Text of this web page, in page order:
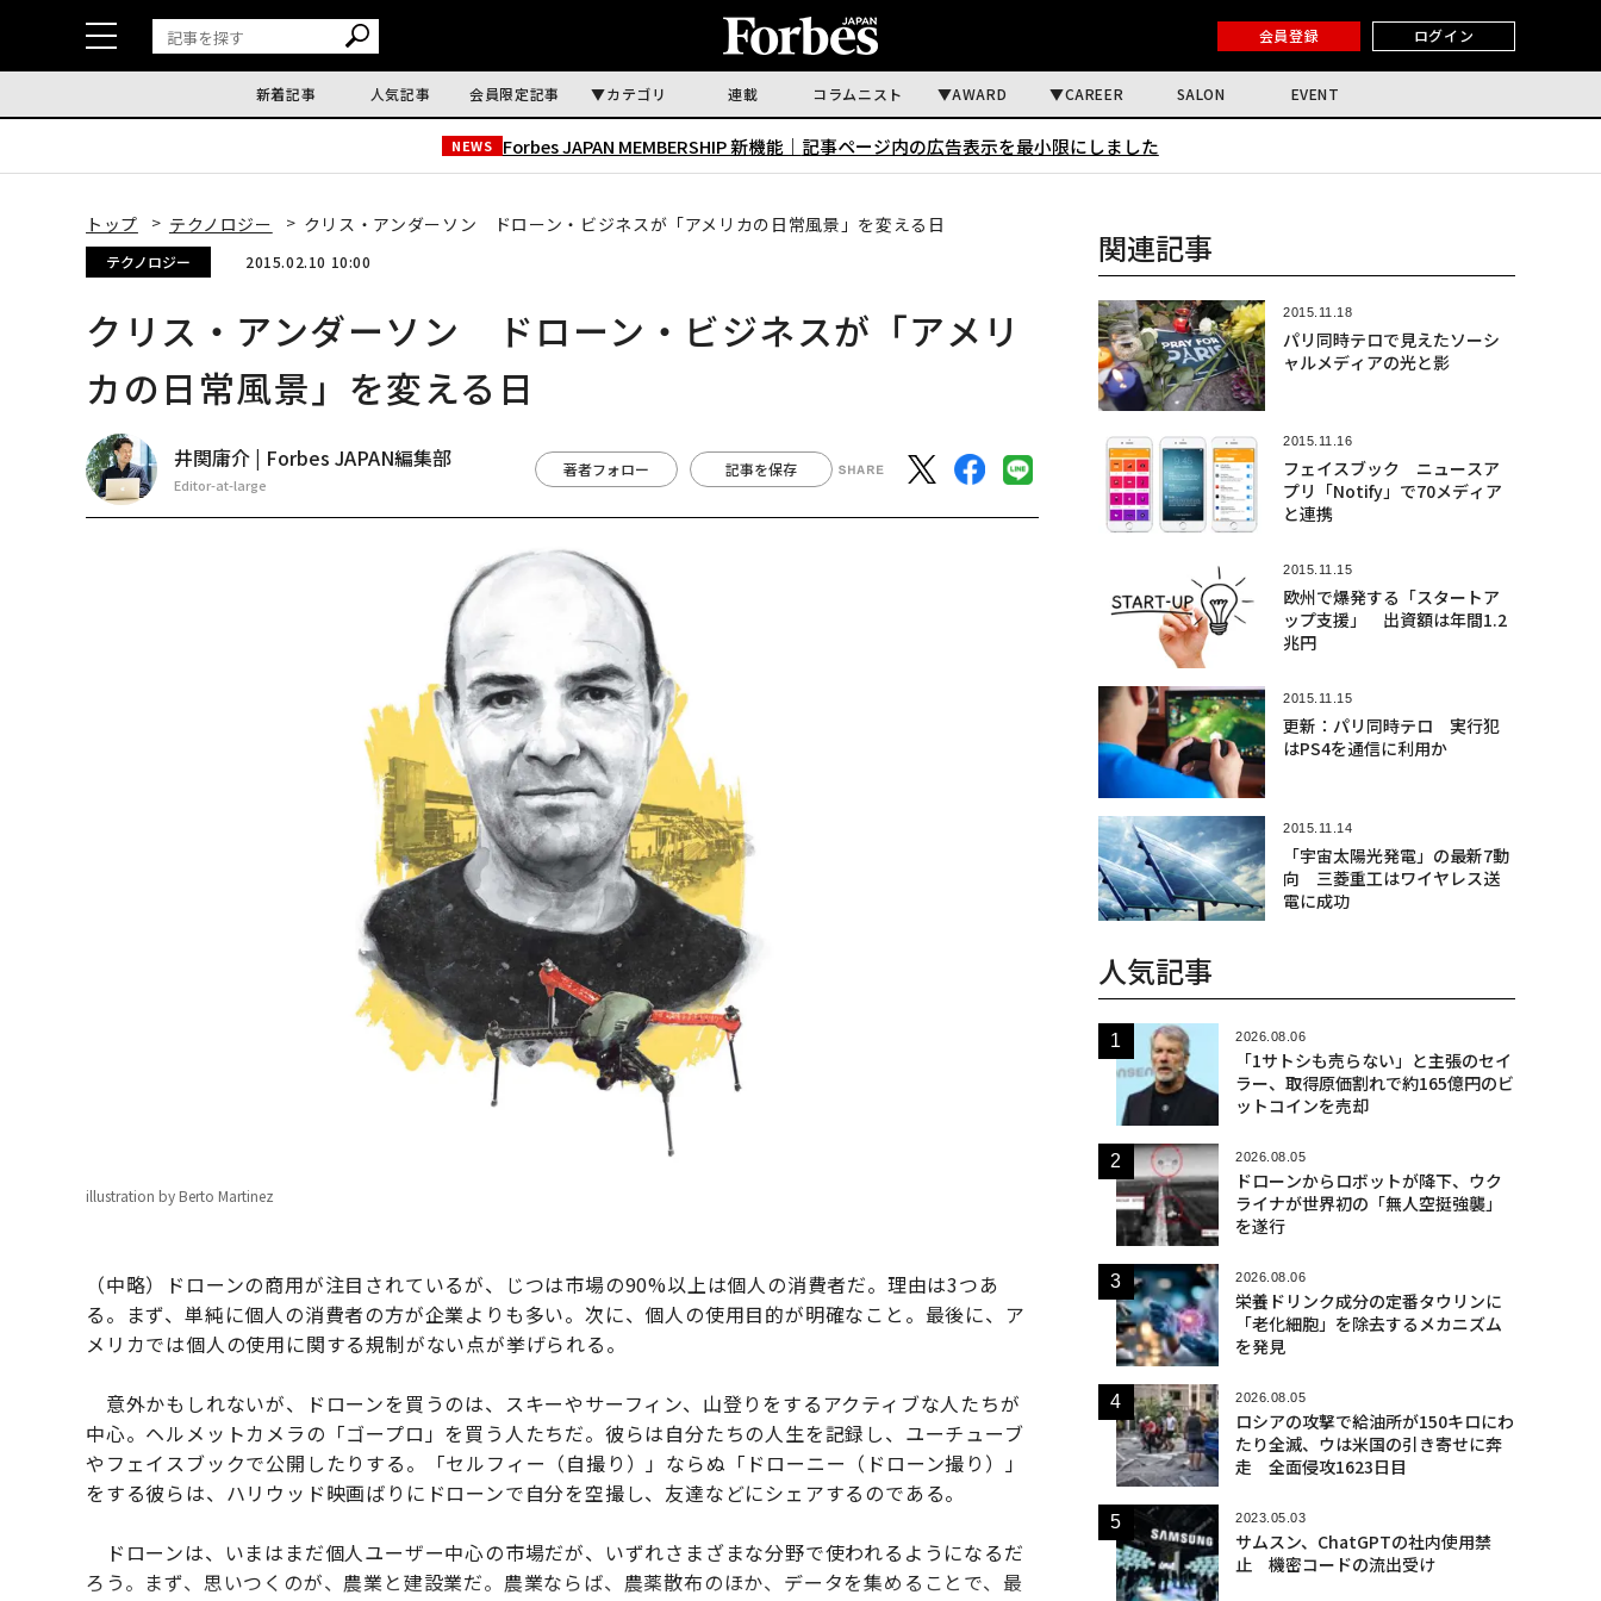
会員登録 ログイン
新着記事 人気記事 会員限定記事 カテゴリ 連載 コラムニスト AWARD CAREER SALON EVENT
NEWS Forbes JAPAN MEMBERSHIP 新機能｜ 記事ページ内の広告表示を最小限にしました
トップ テクノロジー クリス・アンダーソン ドローン・ビジネスが「アメリカの日常風景」を変える日
テクノロジー 2015.02.10 10:00
クリス・アンダーソン ドローン・ビジネスが「アメリ
カの日常風景」を変える日
井関庸介 | Forbes JAPAN編集部
Editor-at-large
著者フォロー 記事を保存
illustration by Berto Martinez
（中略）ドローンの商用が注目されているが、じつは市場の90%以上は個人の消費者だ。理由は3つあ
る。まず、単純に個人の消費者の方が企業よりも多い。次に、個人の使用目的が明確なこと。最後に、ア
メリカでは個人の使用に関する規制がない点が挙げられる。
意外かもしれないが、ドローンを買うのは、スキーやサーフィン、山登りをするアクティブな人たちが
中心。ヘルメットカメラの「ゴープロ」を買う人たちだ。彼らは自分たちの人生を記録し、ユーチューブ
やフェイスブックで公開したりする。「セルフィー（自撮り）」ならぬ「ドローニー（ドローン撮り）」
をする彼らは、ハリウッド映画ばりにドローンで自分を空撮し、友達などにシェアするのである。
ドローンは、いまはまだ個人ユーザー中心の市場だが、いずれさまざまな分野で使われるようになるだ
ろう。まず、思いつくのが、農業と建設業だ。農業ならば、農薬散布のほか、データを集めることで、最
関連記事
2015.11.18
パリ同時テロで見えたソーシ
ャルメディアの光と影
2015.11.16
フェイスブック ニュースア
プリ「Notify」で70メディア
と連携
2015.11.15
欧州で爆発する「スタートア
ップ支援」 出資額は年間1.2
兆円
2015.11.15
更新：パリ同時テロ 実行犯
はPS4を通信に利用か
2015.11.14
「宇宙太陽光発電」の最新7動
向 三菱重工はワイヤレス送
電に成功
人気記事
2026.08.06
「1サトシも売らない」と主張のセイ
ラー、取得原価割れで約165億円のビ
ットコインを売却
2026.08.05
ドローンからロボットが降下、ウク
ライナが世界初の「無人空挺強襲」
を遂行
2026.08.06
栄養ドリンク成分の定番タウリンに
「老化細胞」を除去するメカニズム
を発見
2026.08.05
ロシアの攻撃で給油所が150キロにわ
たり全滅、ウは米国の引き寄せに奔
走 全面侵攻1623日目
2023.05.03
サムスン、ChatGPTの社内使用禁
止 機密コードの流出受け